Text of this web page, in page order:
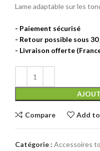
initial
21,25 €.
actuel
19,12
Lame adaptable sur les
Compare Add
Catégorie : Accessoires